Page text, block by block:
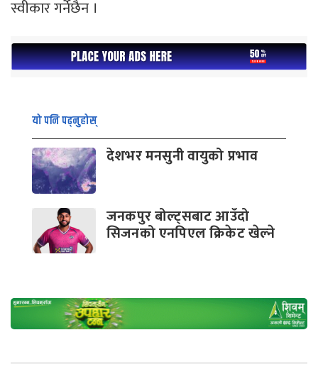
स्वीकार गर्नेछैन ।
यो पनि पढ्नुहोस्
देशभर मनसुनी वायुको प्रभाव
जनकपुर बोल्ट्सबाट आउँदो
सिजनको एनपिएल क्रिकेट खेल्ने